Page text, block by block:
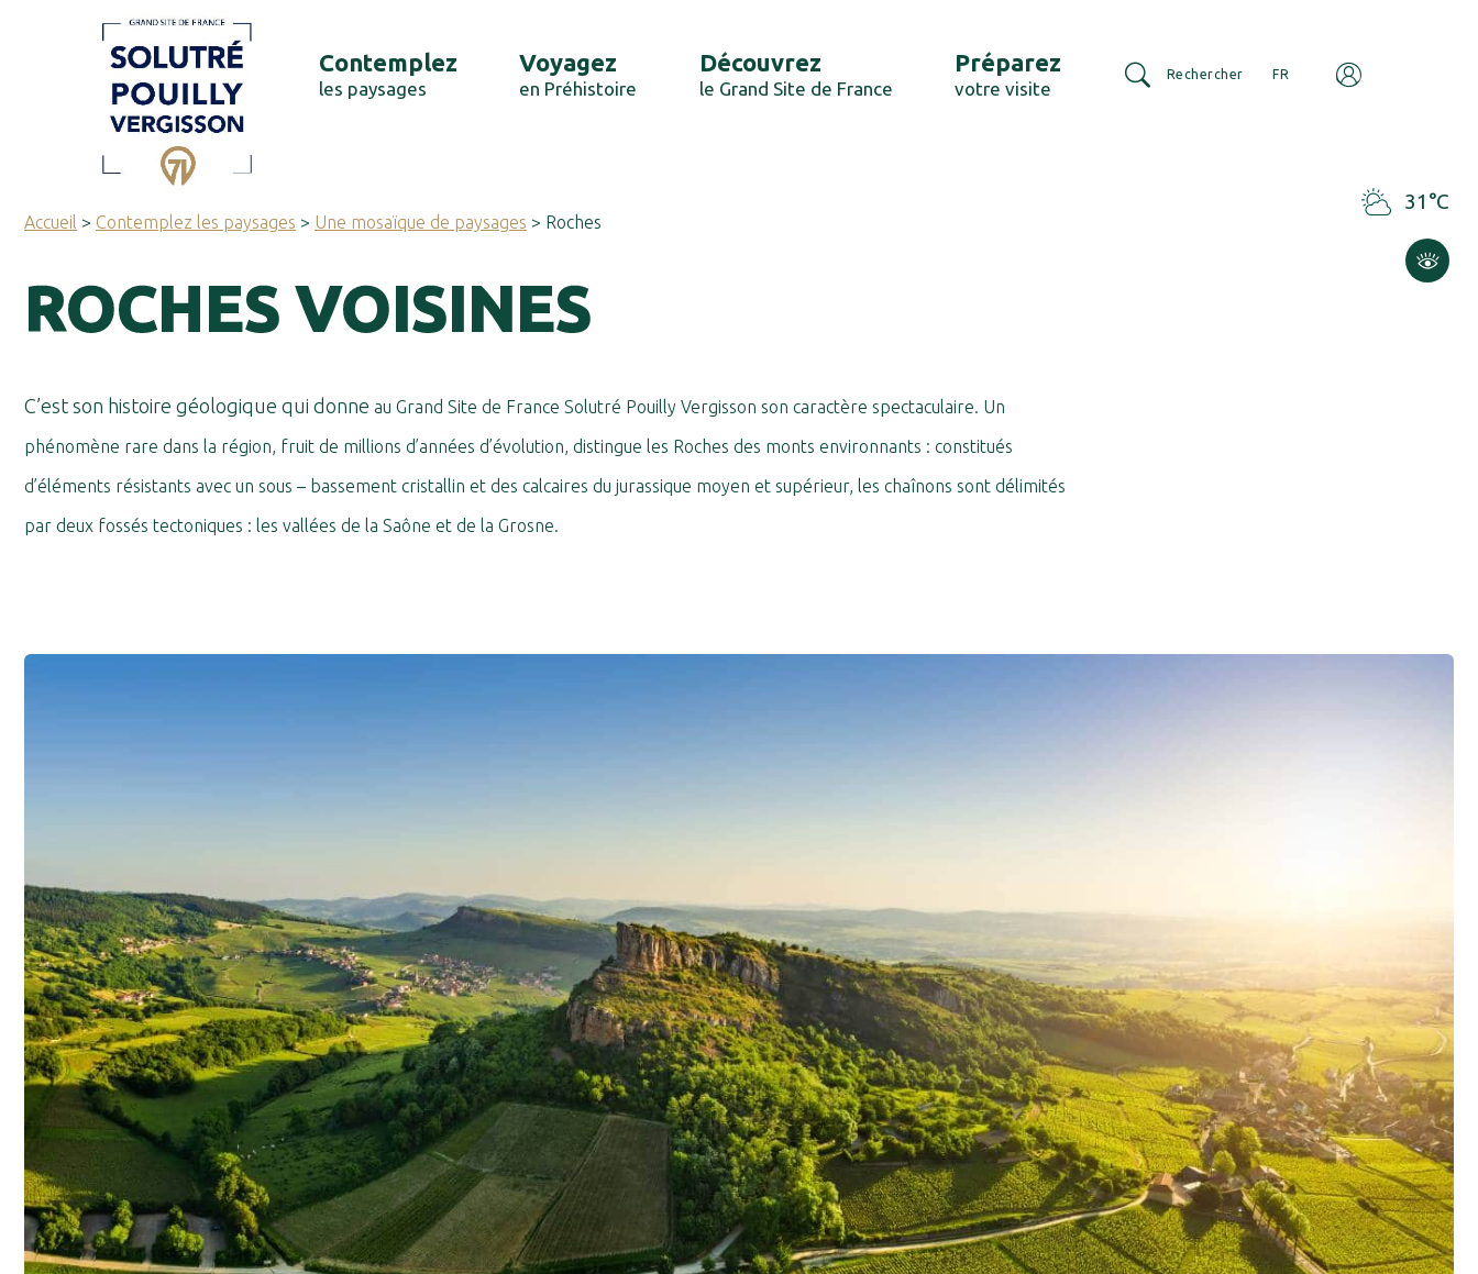
Contemplez
les paysages
Voyagez
en Préhistoire
Découvrez
le Grand Site de France
Préparez
votre visite
Rechercher FR
31°C
Accueil > Contemplez les paysages > Une mosaïque de paysages > Roches
ROCHES VOISINES
C’est son histoire géologique qui donne au Grand Site de France Solutré Pouilly Vergisson son caractère spectaculaire. Un
phénomène rare dans la région, fruit de millions d’années d’évolution, distingue les Roches des monts environnants : constitués
d’éléments résistants avec un sous – bassement cristallin et des calcaires du jurassique moyen et supérieur, les chaînons sont délimités
par deux fossés tectoniques : les vallées de la Saône et de la Grosne.